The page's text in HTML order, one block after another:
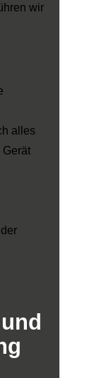
wir
alles
und